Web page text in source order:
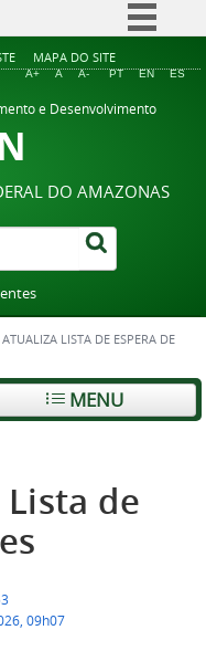
Simplifique!
à informação
Legislação
Canais
MAPA DO SITE
A+ A A- PT EN ES
e Desenvolvimento
DO AMAZONAS
LISTA DE ESPERA DE
MENU
de
09h07